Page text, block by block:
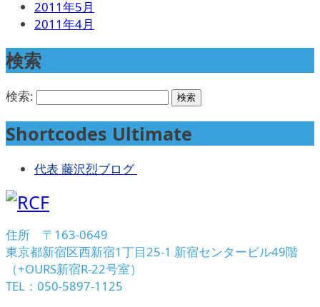
2011年5月
2011年4月
検索
検索:
Shortcodes Ultimate
代表 藤沢烈ブログ
住所 〒163-0649
東京都新宿区西新宿1丁目25-1 新宿センタービル49階
（+OURS新宿R-22号室）
TEL：050-5897-1125